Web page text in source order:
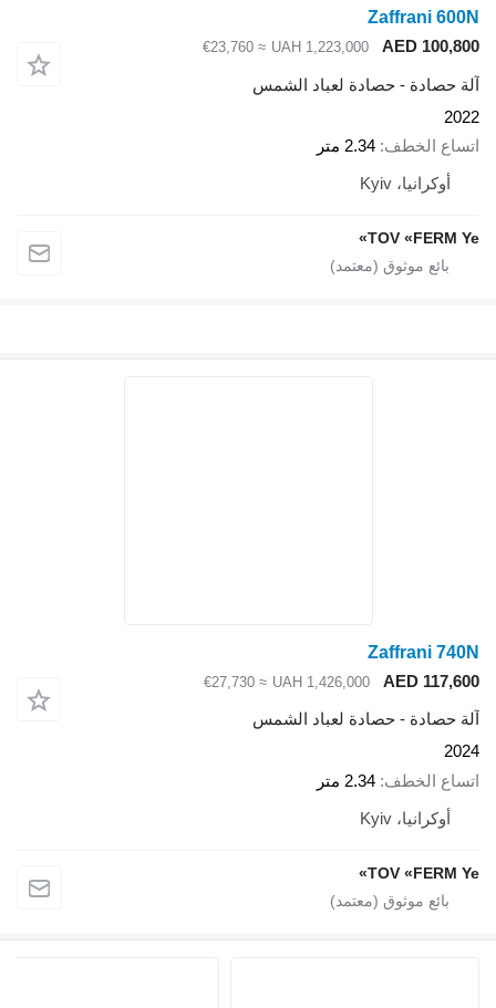
Zaffrani 600N
AED 100,800
UAH 1,223,000
≈ €23,760
آلة حصادة - حصادة لعباد الشمس
2022
اتساع الخطف 2.34 متر
أوكرانيا، Kyiv
TOV «FERM Ye»
Zaffrani 740N
AED 117,600
UAH 1,426,000
≈ €27,730
آلة حصادة - حصادة لعباد الشمس
2024
اتساع الخطف 2.34 متر
أوكرانيا، Kyiv
TOV «FERM Ye»